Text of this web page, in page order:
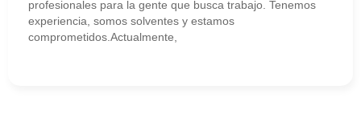
profesionales para la gente que busca trabajo. Tenemos
experiencia, somos solventes y estamos
comprometidos.Actualmente,